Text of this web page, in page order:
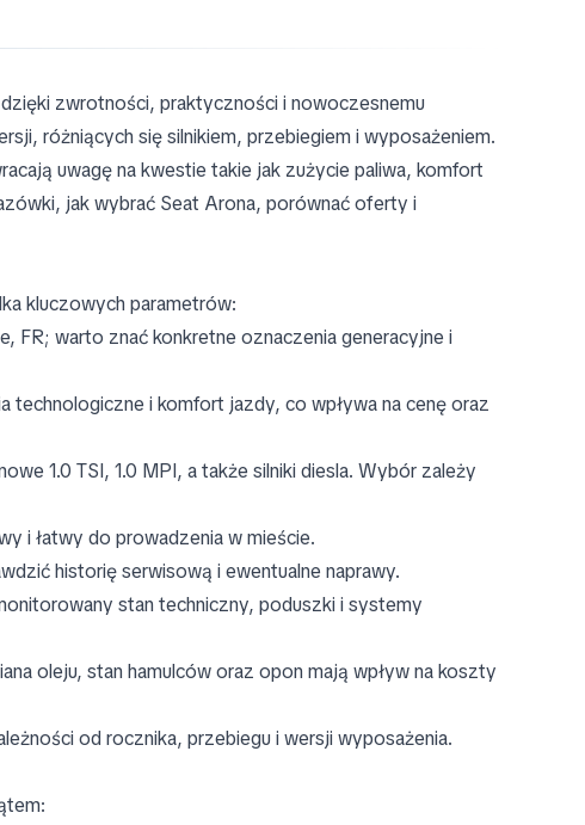
zwrotności, praktyczności i nowoczesnemu
różniących się silnikiem, przebiegiem i wyposażeniem.
uwagę na kwestie takie jak zużycie paliwa, komfort
jak wybrać Seat Arona, porównać oferty i
kluczowych parametrów:
FR; warto znać konkretne oznaczenia generacyjne i
technologiczne i komfort jazdy, co wpływa na cenę oraz
1.0 TSI, 1.0 MPI, a także silniki diesla. Wybór zależy
i łatwy do prowadzenia w mieście.
historię serwisową i ewentualne naprawy.
stan techniczny, poduszki i systemy
oleju, stan hamulców oraz opon mają wpływ na koszty
od rocznika, przebiegu i wersji wyposażenia.